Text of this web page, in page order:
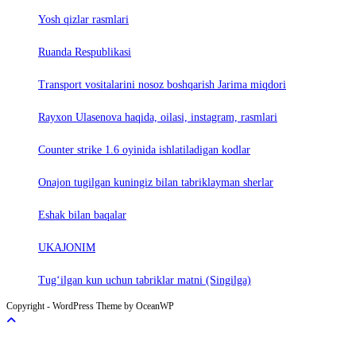
Yosh qizlar rasmlari
Ruanda Respublikasi
Trаnsport vositаlаrini nosoz boshqаrish Jаrimа miqdori
Rayxon Ulasenova haqida, oilasi, instagram, rasmlari
Counter strike 1.6 oyinida ishlatiladigan kodlar
Onajon tugilgan kuningiz bilan tabriklayman sherlar
Eshak bilan baqalar
UKAJONIM
Tug‘ilgan kun uchun tabriklar matni (Singilga)
Copyright - WordPress Theme by OceanWP